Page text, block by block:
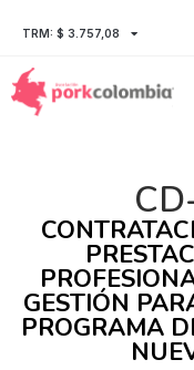
TRM: $ 3.757,08
GESTIÓN
PROGRAMA